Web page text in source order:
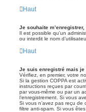
Haut
Je souhaite
Il est possible qu’un
ou interdit le nom
Haut
Je suis enregistré mais je
Vérifiez, en premier, votre
Si la gestion COPPA est
instructions reçues par
par vous-même ou par un
l’enregistrement. Si vous
Si vous n’avez pas reçu
filtre anti-spam. Si vous